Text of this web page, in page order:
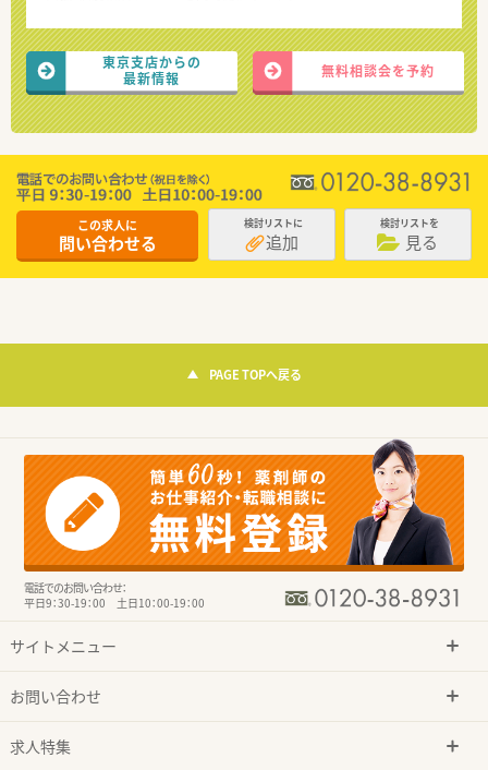
東京支店からの
最新情報
無料相談会を予約
この求人に
問い合わせる
検討リストに
追加
検討リストを
見る
PAGE TOPへ戻る
電話でのお問い合わせ：
平日9：30-19：00 土日10：00-19：00
サイトメニュー
お問い合わせ
求人特集